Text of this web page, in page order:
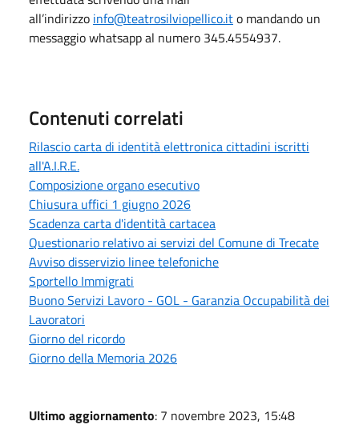
all’indirizzo info@teatrosilviopellico.ito mandando un
messaggio whatsapp al numero 345.4554937.
Contenuti correlati
Rilascio carta di identità elettronica cittadini iscritti
all'A.I.R.E.
Composizione organo esecutivo
Chiusura uffici 1 giugno 2026
Scadenza carta d'identità cartacea
Questionario relativo ai servizi del Comune di Trecate
Avviso disservizio linee telefoniche
Sportello Immigrati
Buono Servizi Lavoro - GOL - Garanzia Occupabilità dei
Lavoratori
Giorno del ricordo
Giorno della Memoria 2026
Ultimo aggiornamento: 7 novembre 2023, 15:48